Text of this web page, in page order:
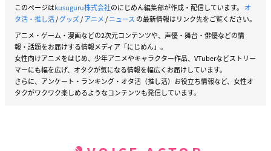
このページはkusuguru株式会社のにじめん編集部が作成・配信しています。 オ
タ活・推し活/グッズ/アニメ/ニュース の最新情報はリンク先をご覧ください。
アニメ・ゲーム・漫画などの2次元コンテンツや、声優・舞台・俳優などの情
報・話題をお届けする情報メディア「にじめん」。
女性向けアニメをはじめ、少年アニメやキャラクター作品、VTuberなどストリー
マーにも幅を広げ、オタクが気になる情報を幅広くお届けしています。
さらに、アンケート・ランキング・オタ活（推し活）お役立ち情報など、女性オ
タクがワクワク楽しめるようなコンテンツも発信しています。